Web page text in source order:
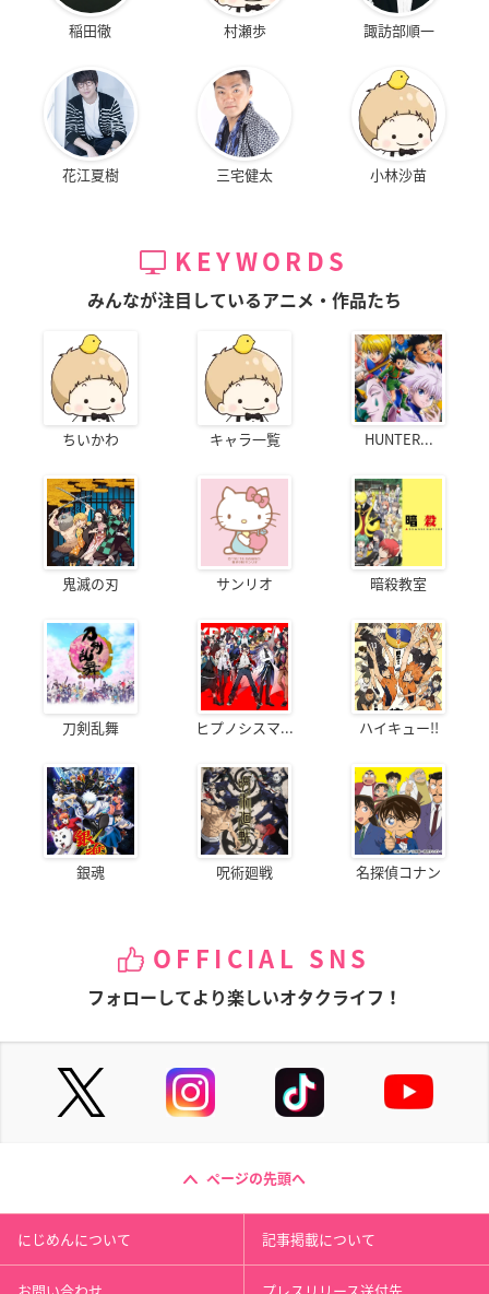
稲田徹 村瀬歩 諏訪部順一
花江夏樹 三宅健太 小林沙苗
KEYWORDS
みんなが注目しているアニメ・作品たち
ちいかわ キャラ一覧 HUNTER...
鬼滅の刃 サンリオ 暗殺教室
刀剣乱舞 ヒプノシスマ... ハイキュー!!
銀魂 呪術廻戦 名探偵コナン
OFFICIAL SNS
フォローしてより楽しいオタクライフ！
ページの先頭へ
にじめんについて 記事掲載について